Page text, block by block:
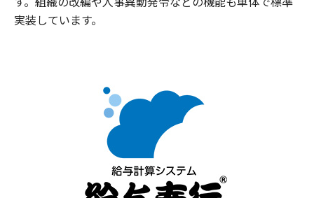
実装しています。